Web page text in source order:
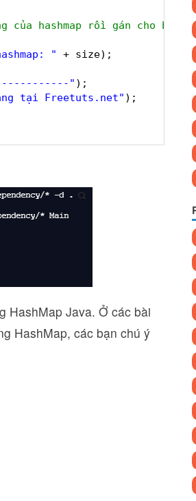
hashmap rồi gán cho biến
" + size);
" );
tại Freetuts.net" );
HashMap Java. Ở các bài
HashMap, các bạn chú ý